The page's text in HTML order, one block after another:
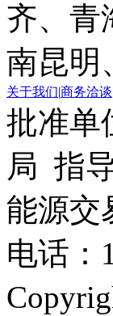
齐、青
南昆明
关于我们|商务洽谈
批准单
局 指
能源交
电话：